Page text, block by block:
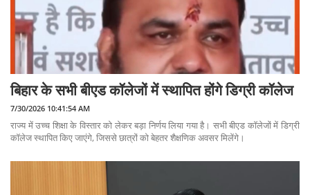
बिहार के सभी बीएड कॉलेजों में स्थापित होंगे डिग्री कॉलेज
7/30/2026 10:41:54 AM
राज्य में उच्च शिक्षा के विस्तार को लेकर बड़ा निर्णय लिया गया है। सभी बीएड कॉलेजों में डिग्री
कॉलेज स्थापित किए जाएंगे, जिससे छात्रों को बेहतर शैक्षणिक अवसर मिलेंगे।